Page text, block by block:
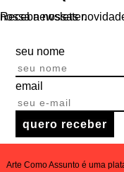
Receba nossas novidades e conteúdos por e-mail. Assine nossa newsletter.
seu nome
email
quero receber
Arte Como Assunto é uma